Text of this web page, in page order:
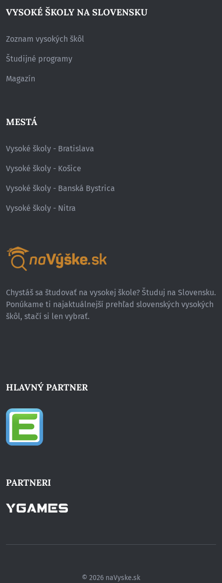
VYSOKÉ ŠKOLY NA SLOVENSKU
Zoznam vysokých škôl
Študijné programy
Magazín
MESTÁ
Vysoké školy - Bratislava
Vysoké školy - Košice
Vysoké školy - Banská Bystrica
Vysoké školy - Nitra
Chystáš sa študovať na vysokej škole? Študuj na Slovensku.
Ponúkame ti najaktuálnejší prehľad slovenských vysokých
škôl, stačí si len vybrať.
HLAVNÝ PARTNER
PARTNERI
© 2026 naVyske.sk